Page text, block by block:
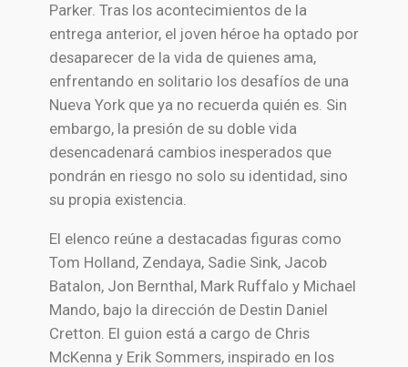
Parker. Tras los acontecimientos de la
entrega anterior, el joven héroe ha optado por
desaparecer de la vida de quienes ama,
enfrentando en solitario los desafíos de una
Nueva York que ya no recuerda quién es. Sin
embargo, la presión de su doble vida
desencadenará cambios inesperados que
pondrán en riesgo no solo su identidad, sino
su propia existencia.
El elenco reúne a destacadas figuras como
Tom Holland, Zendaya, Sadie Sink, Jacob
Batalon, Jon Bernthal, Mark Ruffalo y Michael
Mando, bajo la dirección de Destin Daniel
Cretton . El guion está a cargo de Chris
McKenna y Erik Sommers, inspirado en los